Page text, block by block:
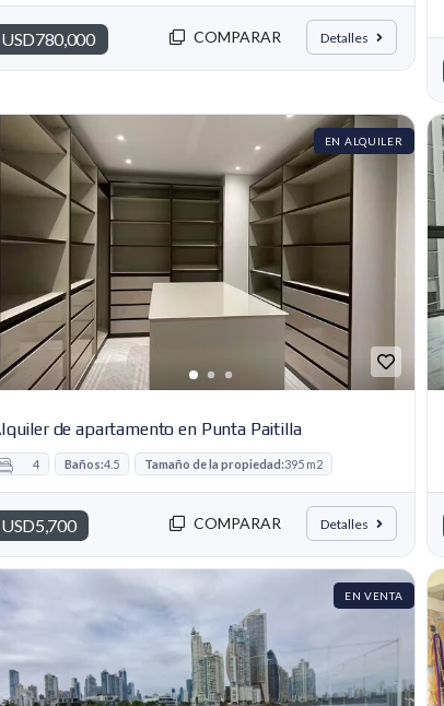
USD780,000 COMPARAR Detalles
EN ALQUILER
de apartamento en Punta Paitilla
USD5,700
4 Baños:4.5 Tamaño de la propiedad:395 m2
COMPARAR Detalles
EN VENTA